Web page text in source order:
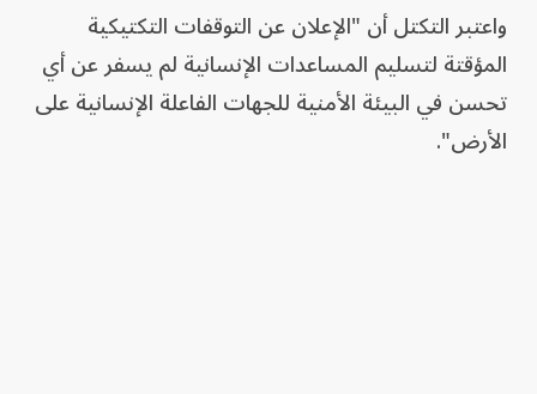
واعتبر التكتل أن "الإعلان عن التوقفات التكتيكية
المؤقتة لتسليم المساعدات الإنسانية لم يسفر عن أي
تحسن في البيئة الأمنية للجهات الفاعلة الإنسانية على
الأرض".